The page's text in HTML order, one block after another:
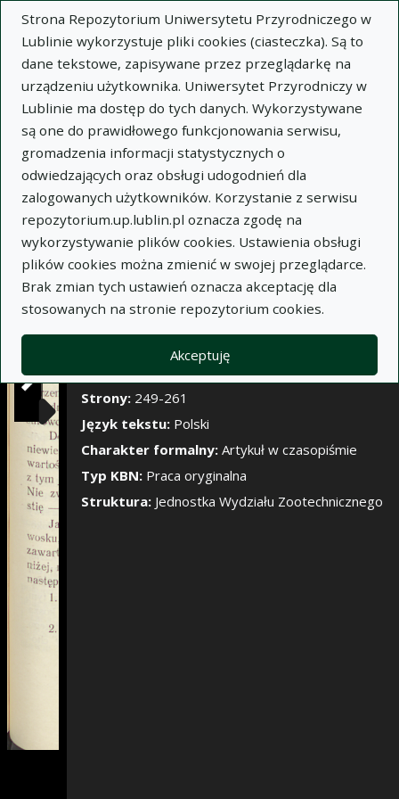
Strona Repozytorium Uniwersytetu Przyrodniczego w
Lublinie wykorzystuje pliki cookies (ciasteczka). Są to
dane tekstowe, zapisywane przez przeglądarkę na
urządzeniu użytkownika. Uniwersytet Przyrodniczy w
Lublinie ma dostęp do tych danych. Wykorzystywane
są one do prawidłowego funkcjonowania serwisu,
gromadzenia informacji statystycznych o
odwiedzających oraz obsługi udogodnień dla
zalogowanych użytkowników. Korzystanie z serwisu
repozytorium.up.lublin.pl oznacza zgodę na
wykorzystywanie plików cookies. Ustawienia obsługi
plików cookies można zmienić w swojej przeglądarce.
Brak zmian tych ustawień oznacza akceptację dla
stosowanych na stronie repozytorium cookies.
Akceptuję
Pokaż/Ukryj
×
Opis Notatki
Autor:Stanisław Surdacki
Tytuł:Badania nad zmiennością zawartości
wosku w plastrze pszczelim
Wariant tytułu:Studies on the variability of vax
contenst in bee combs
Czasopismo:Annales Universitatis Mariae Curie-
Skłodowska. Sectio E, Agricultura, t. IX, z. 14
Miejsce wydania:Lublin
Rok wydania:
1954
Tom/numer:IX
Strony: 249-261
Język tekstu: Polski
Charakter formalny: Artykuł w czasopiśmie
Typ KBN: Praca oryginalna
Struktura: Jednostka Wydziału Zootechnicznego